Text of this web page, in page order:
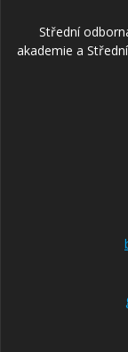
Střední
akademie a